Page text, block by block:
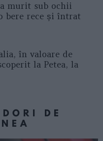
murit sub ochii
bere rece și întrat
în valoare de
la Petea, la
DE